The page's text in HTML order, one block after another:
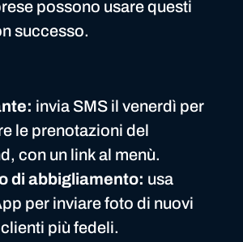
possono usare questi
successo.
invia SMS il venerdì per
le prenotazioni del
con un link al menù.
di abbigliamento: usa
per inviare foto di nuovi
più fedeli.